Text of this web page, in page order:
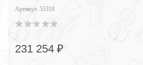
Артикул: 55318
231 254 ₽